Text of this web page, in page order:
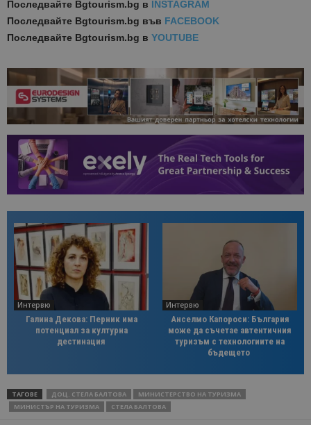
Последвайте Bgtourism.bg в INSTAGRAM
Последвайте Bgtourism.bg във FACEBOOK
Последвайте Bgtourism.bg в YOUTUBE
Интервю
Галина Декова: Перник има
потенциал за културна
дестинация
Интервю
Анселмо Капороси: България
може да съчетае автентичния
туризъм с технологиите на
бъдещето
ТАГОВЕ ДОЦ. СТЕЛА БАЛТОВА
МИНИСТЕРСТВО НА ТУРИЗМА
МИНИСТЪР НА ТУРИЗМА
СТЕЛА БАЛТОВА